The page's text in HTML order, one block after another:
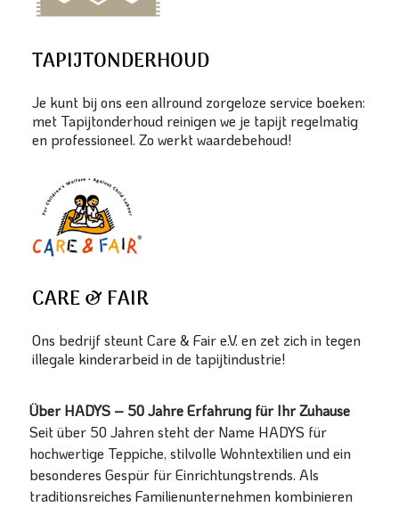
TAPIJTONDERHOUD
Je kunt bij ons een allround zorgeloze service boeken:
met Tapijtonderhoud reinigen we je tapijt regelmatig
en professioneel. Zo werkt waardebehoud!
CARE & FAIR
Ons bedrijf steunt Care & Fair e.V. en zet zich in tegen
illegale kinderarbeid in de tapijtindustrie!
Über HADYS – 50 Jahre Erfahrung für Ihr Zuhause
Seit über 50 Jahren steht der Name HADYS für
hochwertige Teppiche, stilvolle Wohntextilien und ein
besonderes Gespür für Einrichtungstrends. Als
traditionsreiches Familienunternehmen kombinieren